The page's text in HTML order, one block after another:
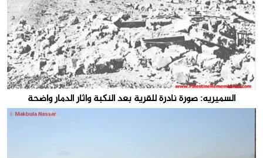
السميريه: صورة نادرة للقرية بعد النكبة واثار الدمار واضحة